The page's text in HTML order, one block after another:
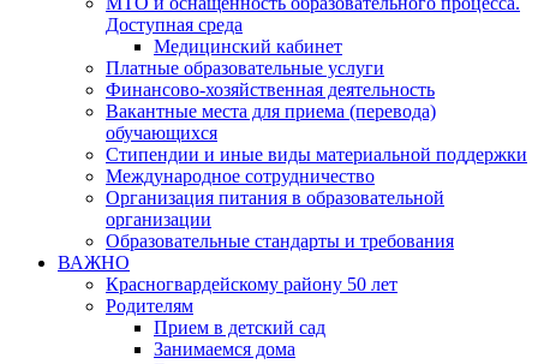
Доступная среда
Медицинский кабинет
Платные образовательные услуги
Финансово-хозяйственная деятельность
Вакантные места для приема (перевода)
обучающихся
Стипендии и иные виды материальной поддержки
Международное сотрудничество
Организация питания в образовательной
организации
Образовательные стандарты и требования
ВАЖНО
Красногвардейскому району 50 лет
Родителям
Прием в детский сад
Занимаемся дома